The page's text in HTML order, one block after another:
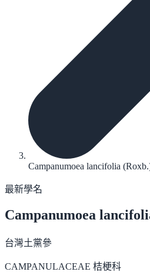
Campanumoea lancifolia
最新學名
Campanumoea
台灣土黨參
CAMPANULACEAE 桔梗科